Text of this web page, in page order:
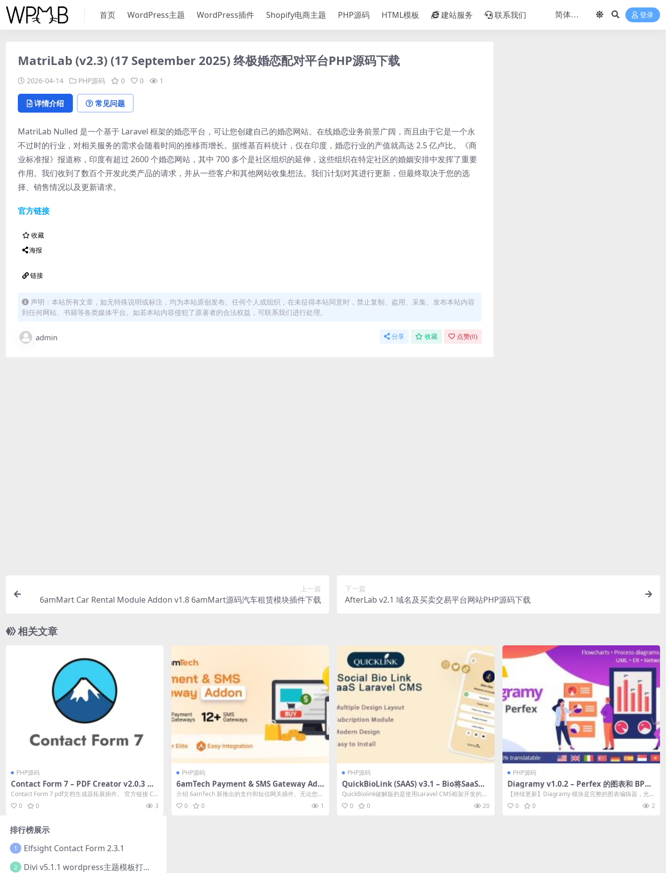
首页 WordPress主题 WordPress插件 Shopify电商主题 PHP源码 HTML模板 建站服务 联系我们 登录
MatriLab (v2.3) (17 September 2025) 终极婚恋配对平台PHP源码下载
2026-04-14 PHP源码 0 0 1
详情介绍 常见问题
MatriLab Nulled 是一个基于 Laravel 框架的婚恋平台，可让您创建自己的婚恋网站。在线婚恋业务前景广阔，而且由于它是一个永
不过时的行业，对相关服务的需求会随着时间的推移而增长。据维基百科统计，仅在印度，婚恋行业的产值就高达 2.5 亿卢比。《商
业标准报》报道称，印度有超过 2600 个婚恋网站，其中 700 多个是社区组织的延伸，这些组织在特定社区的婚姻安排中发挥了重要
作用。我们收到了数百个开发此类产品的请求，并从一些客户和其他网站收集想法。我们计划对其进行更新，但最终取决于您的选
择、销售情况以及更新请求。
官方链接
收藏
海报
链接
声明：本站所有文章，如无特殊说明或标注，均为本站原创发布。任何个人或组织，在未征得本站同意时，禁止复制、盗用、采集、发布本站内容
到任何网站、书籍等各类媒体平台。如若本站内容侵犯了原著者的合法权益，可联系我们进行处理。
admin 分享 收藏 点赞(0)
上一篇
6amMart Car Rental Module Addon v1.8 6amMart源码汽车租赁模块插件下载
下一篇
AfterLab v2.1 域名及买卖交易平台网站PHP源码下载
相关文章
PHP源码
Contact Form 7 – PDF Creator v2.0.3 拓
展插件下载
Contact Form 7 pdf文档生成器拓展插件。 官方链接 Co
ntac...
0 0 3
PHP源码
6amTech Payment & SMS Gateway Add
on v1.2 6amTech支付和短信网关拓展插件
源码下载
介绍 6amTech 新推出的支付和短信网关插件。无论您想
在哪里使用 6amTe...
0 0 1
PHP源码
QuickBioLink (SAAS) v3.1 – Bio将SaaS链
接到创作者，有影响力者和企业的SaaS PHP
源码下载
QuickBiolink破解版的是使用Laravel CMS框架开发的全
面Saa...
0 0 20
PHP源码
Diagramy v1.0.2 – Perfex 的图表和 BPM
N（流程图、流程图、组织结构图等）
【持续更新】Diagramy 模块是完整的图表编辑器，允许
您通过 diagram...
0 0 2
排行榜展示
1 Elfsight Contact Form 2.3.1
2 Divi v5.1.1 wordpress主题模板打包下载（Theme + Builder+ Extra Theme + Templates + Layouts + PSD）